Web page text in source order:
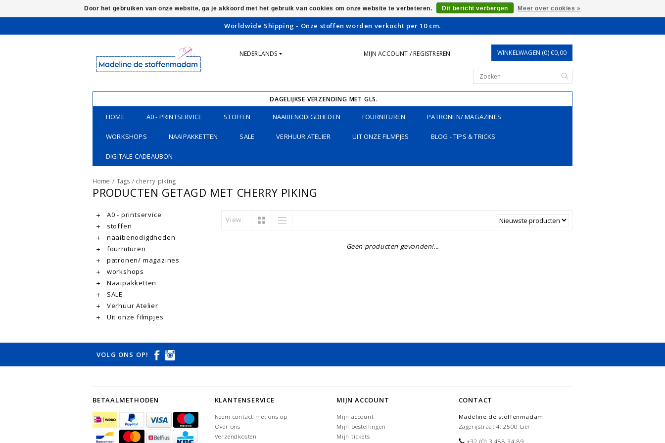
Worldwide Shipping - Onze stoffen worden verkocht per 10 cm.
NEDERLANDS MIJN ACCOUNT / REGISTREREN WINKELWAGEN (0) €0,00
DAGELIJKSE VERZENDING MET GLS.
HOME A0 - PRINTSERVICE STOFFEN NAAIBENODIGDHEDEN FOURNITUREN PATRONEN/ MAGAZINES
WORKSHOPS NAAIPAKKETTEN SALE VERHUUR ATELIER UIT ONZE FILMPJES BLOG - TIPS & TRICKS
DIGITALE CADEAUBON
Home / Tags /cherry piking
PRODUCTEN GETAGD MET CHERRY PIKING
A0 - printservice
stoffen
naaibenodigdheden
fournituren
patronen/ magazines
workshops
Naaipakketten
SALE
Verhuur Atelier
Uit onze filmpjes
View:
Geen producten gevonden!...
VOLG ONS OP!
BETAALMETHODEN KLANTENSERVICE
Neem contact met ons op
Over ons
Verzendkosten
MIJN ACCOUNT
Mijn account
Mijn bestellingen
Mijn tickets
CONTACT
Madeline de stoffenmadam
Zagerijstraat 4, 2500 Lier
+32 (0) 3 488 34 89
Door het gebruiken van onze website, ga je akkoord met het gebruik van cookies om onze website te verbeteren. Dit bericht verbergen Meer over cookies »